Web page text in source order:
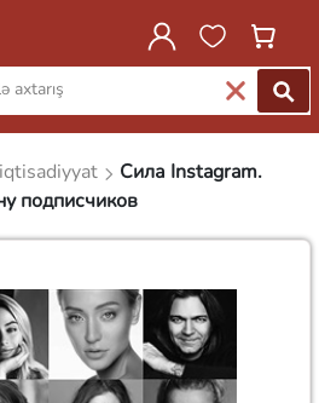
Сила Instagram.
подписчиков